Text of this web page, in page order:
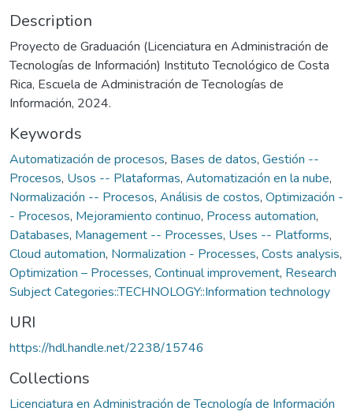
Description
Proyecto de Graduación (Licenciatura en Administración de
Tecnologías de Información) Instituto Tecnológico de Costa
Rica, Escuela de Administración de Tecnologías de
Información, 2024.
Keywords
Automatización de procesos, Bases de datos, Gestión --
Procesos, Usos -- Plataformas, Automatización en la nube,
Normalización -- Procesos, Análisis de costos, Optimización -
- Procesos, Mejoramiento continuo, Process automation,
Databases, Management -- Processes, Uses -- Platforms,
Cloud automation, Normalization - Processes, Costs analysis,
Optimization – Processes, Continual improvement, Research
Subject Categories::TECHNOLOGY::Information technology
URI
https://hdl.handle.net/2238/15746
Collections
Licenciatura en Administración de Tecnología de Información